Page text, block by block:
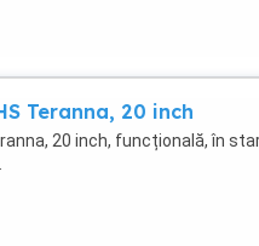
Teranna, 20 inch
20 inch, funcțională, în